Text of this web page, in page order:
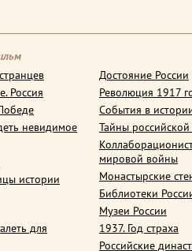
Россия
невидимое
истории
для
Достояние России
Революция 1917
События в
Тайны
мировой войны
Монастырские
Библиотеки
Музеи России
1937. Год страха
Российские